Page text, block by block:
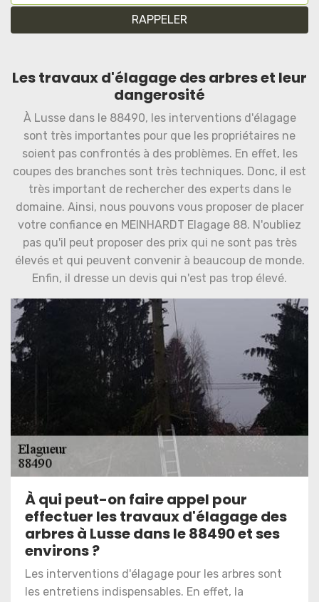
Les travaux d'élagage des arbres et leur
dangerosité
À Lusse dans le 88490, les interventions d'élagage
sont très importantes pour que les propriétaires ne
soient pas confrontés à des problèmes. En effet, les
coupes des branches sont très techniques. Donc, il est
très important de rechercher des experts dans le
domaine. Ainsi, nous pouvons vous proposer de placer
votre confiance en MEINHARDT Elagage 88. N'oubliez
pas qu'il peut proposer des prix qui ne sont pas très
élevés et qui peuvent convenir à beaucoup de monde.
Enfin, il dresse un devis qui n'est pas trop élevé.
À qui peut-on faire appel pour
effectuer les travaux d'élagage des
arbres à Lusse dans le 88490 et ses
environs ?
Les interventions d'élagage pour les arbres sont
les entretiens indispensables. En effet, la